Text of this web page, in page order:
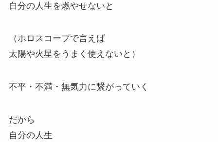
自分の人生を燃やせないと
（ホロスコープで言えば
太陽や火星をうまく使えないと）
不平・不満・無気力に繋がっていく
だから
自分の人生